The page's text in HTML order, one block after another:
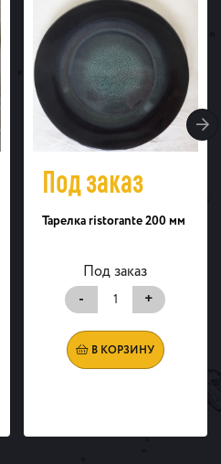
Под заказ
Тарелка ristorante 200 мм
Под заказ
-
+
В КОРЗИНУ